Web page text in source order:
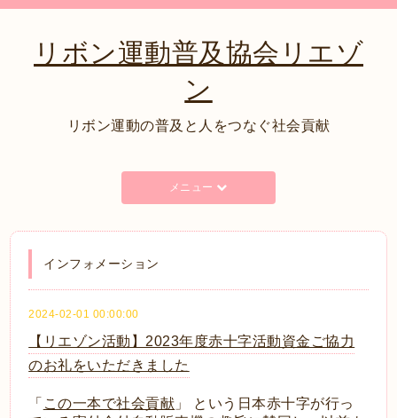
リボン運動普及協会リエゾ
ン
リボン運動の普及と人をつなぐ社会貢献
メニュー
インフォメーション
2024-02-01 00:00:00
【リエゾン活動】2023年度赤十字活動資金ご協力
のお礼をいただきました
「 この一本で社会貢献 」 という日本赤十字が行っ